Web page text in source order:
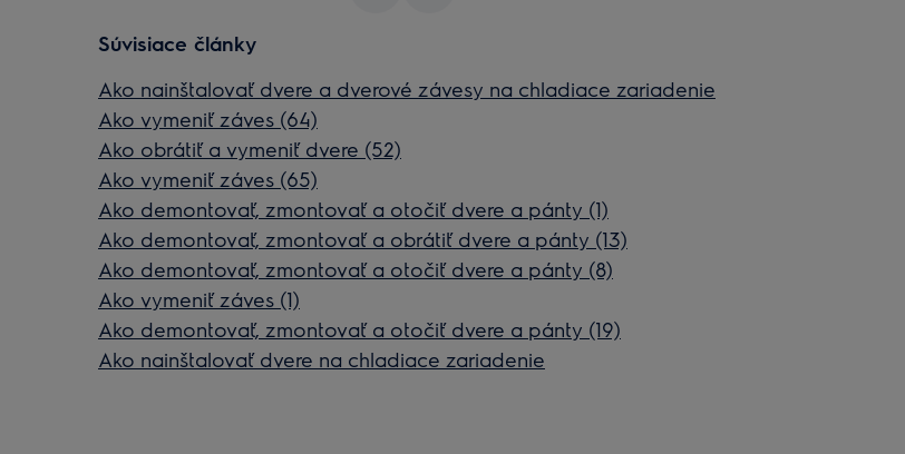
Súvisiace články
Ako nainštalovať dvere a dverové závesy na chladiace zariadenie
Ako vymeniť záves (64)
Ako obrátiť a vymeniť dvere (52)
Ako vymeniť záves (65)
Ako demontovať, zmontovať a otočiť dvere a pánty (1)
Ako demontovať, zmontovať a obrátiť dvere a pánty (13)
Ako demontovať, zmontovať a otočiť dvere a pánty (8)
Ako vymeniť záves (1)
Ako demontovať, zmontovať a otočiť dvere a pánty (19)
Ako nainštalovať dvere na chladiace zariadenie